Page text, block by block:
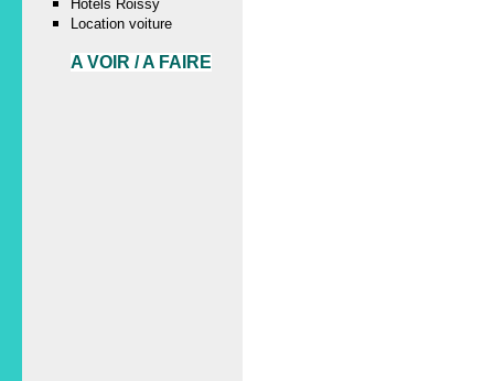
Hotels Roissy
Location voiture
A VOIR / A FAIRE